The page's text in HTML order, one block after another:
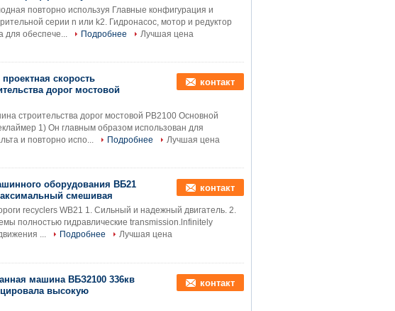
повторно используя Главные конфигурация и
серии n или k2. Гидронасос, мотор и редуктор
для обеспече...
Подробнее
Лучшая цена
скорость
дорог мостовой
контакт
строительства дорог мостовой РВ2100 Основной
1) Он главным образом использован для
и повторно испо...
Подробнее
Лучшая цена
оборудования ВБ21
смешивая
контакт
recyclers WB21 1. Сильный и надежный двигатель. 2.
полностью гидравлические transmission.lnfinitely
...
Подробнее
Лучшая цена
машина ВБЗ2100 336кв
высокую
контакт